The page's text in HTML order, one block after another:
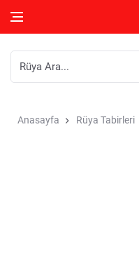
Anasayfa Rüya Tabirleri